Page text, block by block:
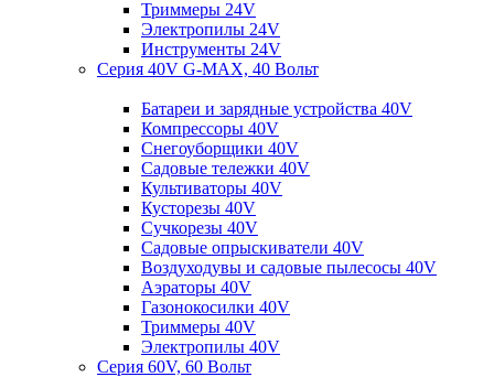
Триммеры 24V
Электропилы 24V
Инструменты 24V
Серия 40V G-MAX, 40 Вольт
Батареи и зарядные устройства 40V
Компрессоры 40V
Снегоуборщики 40V
Садовые тележки 40V
Культиваторы 40V
Кусторезы 40V
Сучкорезы 40V
Садовые опрыскиватели 40V
Воздуходувы и садовые пылесосы 40V
Аэраторы 40V
Газонокосилки 40V
Триммеры 40V
Электропилы 40V
Серия 60V, 60 Вольт